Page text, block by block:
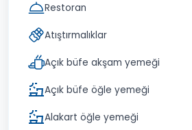
Restoran
Atıştırmalıklar
Açık büfe akşam yemeği
Açık büfe öğle yemeği
Alakart öğle yemeği